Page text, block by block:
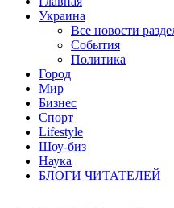
Украина
Все новости
События
Политика
Город
Мир
Бизнес
Спорт
Lifestyle
Шоу-биз
Наука
БЛОГИ ЧИТАТЕЛЕЙ